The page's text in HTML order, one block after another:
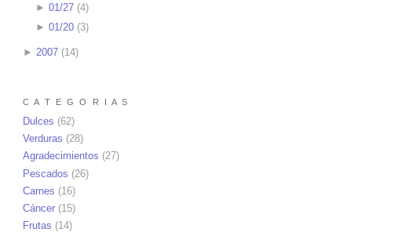
► 01/27(4)
► 01/20(3)
► 2007 (14)
C A T E G O R I A S
Dulces (62)
Verduras (28)
Agradecimientos (27)
Pescados (26)
Carnes (16)
Cáncer (15)
Frutas (14)